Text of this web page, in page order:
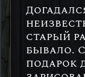
старый
бывало.
подарок